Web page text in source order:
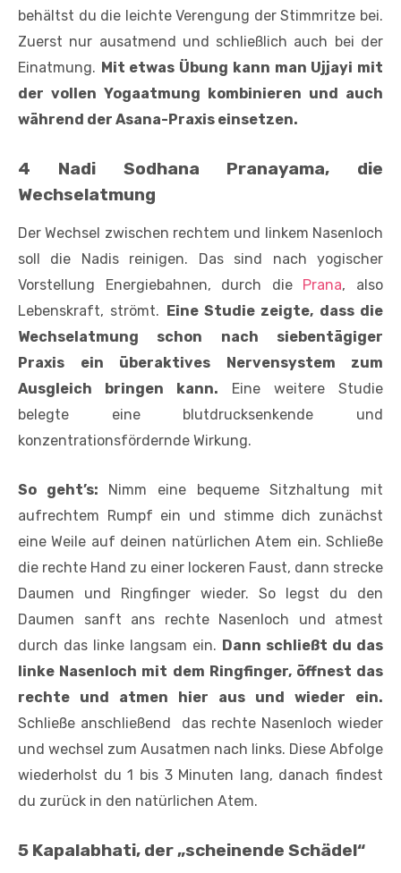
behältst du die leichte Verengung der Stimmritze bei.
Zuerst nur ausatmend und schließlich auch bei der
Einatmung. Mit etwas Übung kann man Ujjayi mit
der vollen Yogaatmung kombinieren und auch
während der Asana-Praxis einsetzen.
4 Nadi Sodhana Pranayama, die
Wechselatmung
Der Wechsel zwischen rechtem und linkem Nasenloch
soll die Nadis reinigen. Das sind nach yogischer
Vorstellung Energiebahnen, durch die Prana, also
Lebenskraft, strömt.
Eine Studie zeigte, dass die
Wechselatmung schon nach siebentägiger
Praxis ein überaktives Nerven­system zum
Ausgleich bringen kann. Eine weitere Studie
belegte eine blutdrucksenkende und
konzentrationsfördernde Wirkung.
So geht’s: Nimm eine bequeme Sitzhaltung mit
aufrechtem Rumpf ein und stimme dich zunächst
eine Weile auf deinen natürlichen Atem ein. Schließe
die rechte Hand zu einer lockeren Faust, dann strecke
Daumen und Ringfinger wieder. So legst du den
Daumen sanft ans rechte Nasenloch und atmest
durch das linke langsam ein. Dann schließt du das
linke Nasenloch mit dem Ringfinger, öffnest das
rechte und atmen hier aus und wieder ein.
Schließe anschließend das rechte Nasenloch wieder
und wechsel zum Ausatmen nach links. Diese Abfolge
wiederholst du 1 bis 3 Minuten lang, danach findest
du zurück in den natürlichen Atem.
5 Kapalabhati, der „scheinende Schädel“